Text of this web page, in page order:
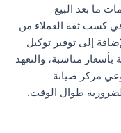
ما بعد البيع
كسب ثقة العملاء من
إلى توفير توكيل
مناسبة، والتعهد
مركز صيانة
طوال الوقت.